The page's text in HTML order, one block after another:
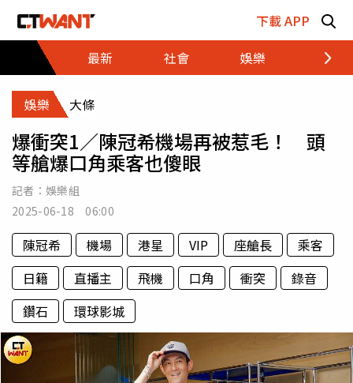
下載 APP
最新
社會 娛樂 財經
娛樂 大條
爆衝突1／陳冠希機場再被惹毛！ 頭
等艙爆口角乘客也傻眼
記者： 娛樂組
2025-06-18 06:00
陳冠希 機場 港星 VIP 座艙長
乘客
日籍
直播主 飛機 口角 衝突
錄音
鑽石
環球影城